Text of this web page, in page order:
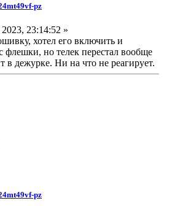
pz
23:14:52 »
хотел его включить и
флешки, но телек перестал вообще
в дежурке. Ни на что не реагирует.
pz